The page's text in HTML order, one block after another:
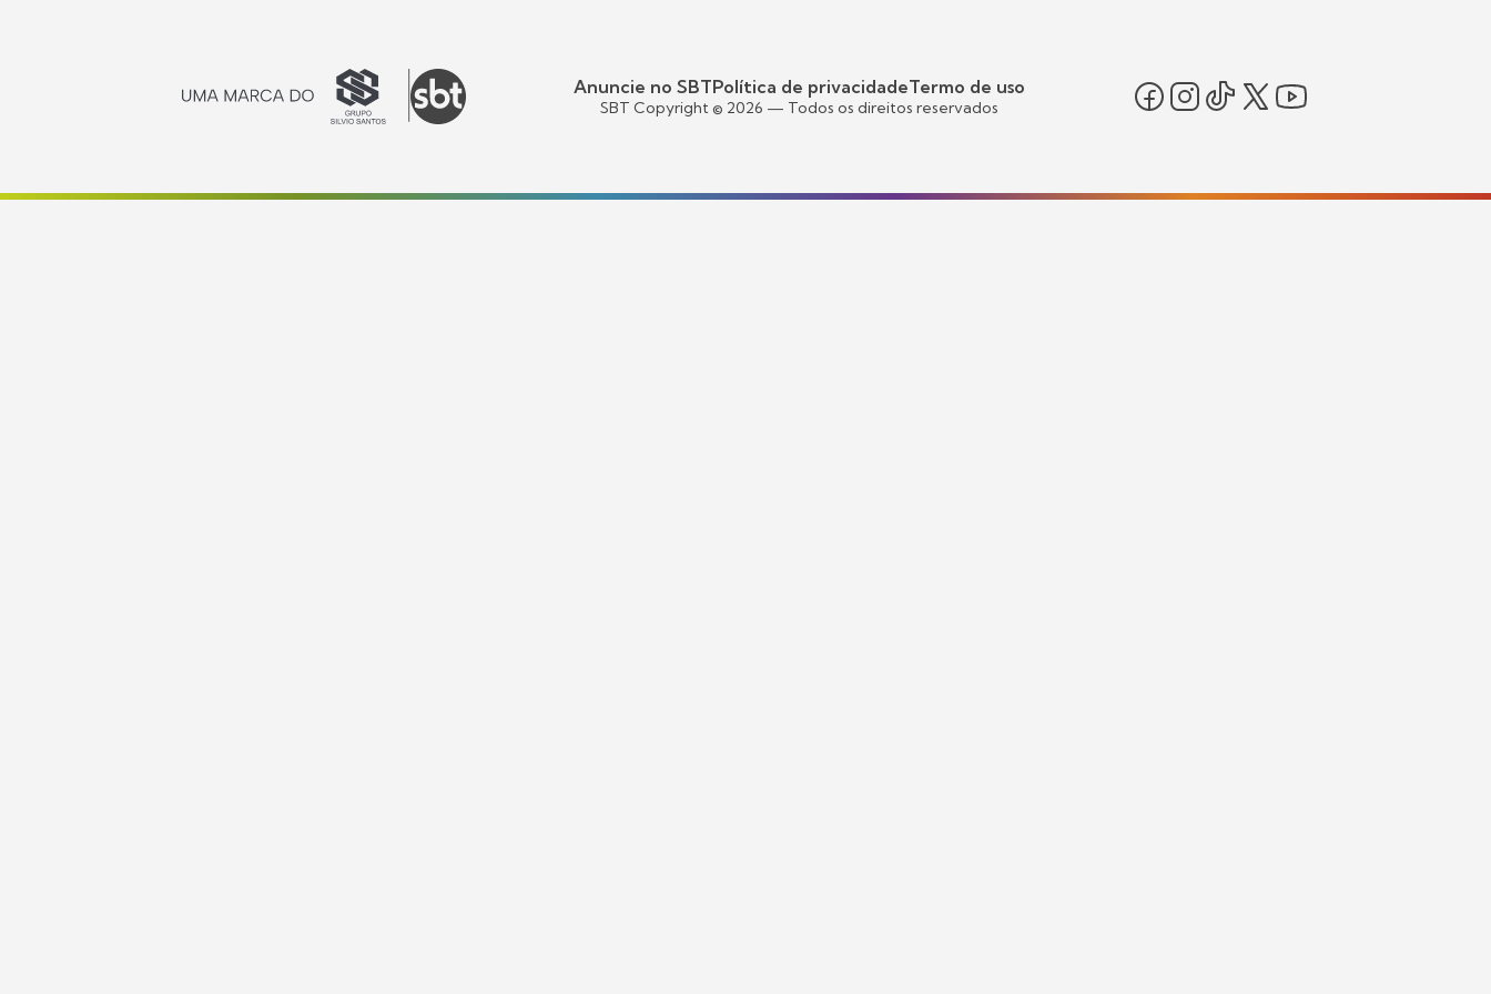
Anuncie no SBTPolítica de privacidadeTermo de uso
SBT Copyright © 2026 — Todos os direitos reservados